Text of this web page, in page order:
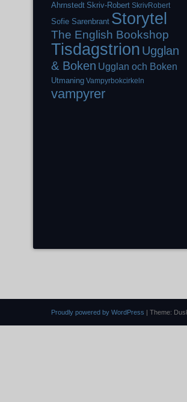
Ahrnstedt Skriv-Robert SkrivRobert
Sofie Sarenbrant Storytel
The English Bookshop
Tisdagstrion Ugglan
& Boken Ugglan och Boken
Utmaning Vampyrbokcirkeln
vampyrer
Proudly powered by WordPress Theme: